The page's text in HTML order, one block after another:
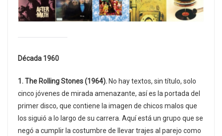
Década 1960
1. The Rolling Stones (1964). No hay textos, sin título, solo
cinco jóvenes de mirada amenazante, así es la portada del
primer disco, que contiene la imagen de chicos malos que
los siguió a lo largo de su carrera. Aquí está un grupo que se
negó a cumplir la costumbre de llevar trajes al parejo como